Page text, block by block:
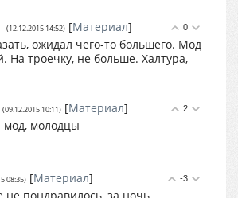
0
(12.12.2015 14:52) [Материал]
ожидал чего-то большего. Мод
На троечку, не больше. Халтура,
2
(09.12.2015 10:11) [Материал]
молодцы
-3
08:35) [Материал]